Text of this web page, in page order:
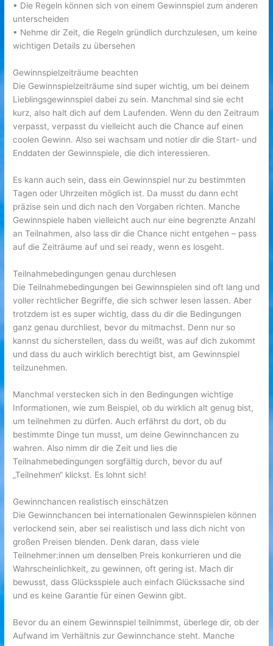
• Die Regeln können sich von einem Gewinnspiel zum anderen
unterscheiden
• Nehme dir Zeit, die Regeln gründlich durchzulesen, um keine
wichtigen Details zu übersehen
Gewinnspielzeiträume beachten
Die Gewinnspielzeiträume sind super wichtig, um bei deinem
Lieblingsgewinnspiel dabei zu sein. Manchmal sind sie echt
kurz, also halt dich auf dem Laufenden. Wenn du den Zeitraum
verpasst, verpasst du vielleicht auch die Chance auf einen
coolen Gewinn. Also sei wachsam und notier dir die Start- und
Enddaten der Gewinnspiele, die dich interessieren.
Es kann auch sein, dass ein Gewinnspiel nur zu bestimmten
Tagen oder Uhrzeiten möglich ist. Da musst du dann echt
präzise sein und dich nach den Vorgaben richten. Manche
Gewinnspiele haben vielleicht auch nur eine begrenzte Anzahl
an Teilnahmen, also lass dir die Chance nicht entgehen – pass
auf die Zeiträume auf und sei ready, wenn es losgeht.
Teilnahmebedingungen genau durchlesen
Die Teilnahmebedingungen bei Gewinnspielen sind oft lang und
voller rechtlicher Begriffe, die sich schwer lesen lassen. Aber
trotzdem ist es super wichtig, dass du dir die Bedingungen
ganz genau durchliest, bevor du mitmachst. Denn nur so
kannst du sicherstellen, dass du weißt, was auf dich zukommt
und dass du auch wirklich berechtigt bist, am Gewinnspiel
teilzunehmen.
Manchmal verstecken sich in den Bedingungen wichtige
Informationen, wie zum Beispiel, ob du wirklich alt genug bist,
um teilnehmen zu dürfen. Auch erfährst du dort, ob du
bestimmte Dinge tun musst, um deine Gewinnchancen zu
wahren. Also nimm dir die Zeit und lies die
Teilnahmebedingungen sorgfältig durch, bevor du auf
„Teilnehmen“ klickst. Es lohnt sich!
Gewinnchancen realistisch einschätzen
Die Gewinnchancen bei internationalen Gewinnspielen können
verlockend sein, aber sei realistisch und lass dich nicht von
großen Preisen blenden. Denk daran, dass viele
Teilnehmer:innen um denselben Preis konkurrieren und die
Wahrscheinlichkeit, zu gewinnen, oft gering ist. Mach dir
bewusst, dass Glücksspiele auch einfach Glückssache sind
und es keine Garantie für einen Gewinn gibt.
Bevor du an einem Gewinnspiel teilnimmst, überlege dir, ob der
Aufwand im Verhältnis zur Gewinnchance steht. Manche